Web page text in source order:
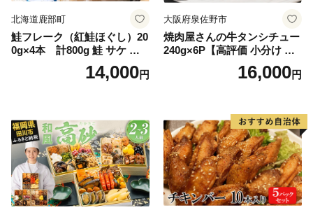
北海道鹿部町
鮭フレーク（紅鮭ほぐし）20
0g×4本 計800g 鮭 サケ 鮭
ほぐし サケフレーク シャケ
フレーク 鮭フレーク14,000円
大阪府泉佐野市
焼肉屋さんの牛タンシチュー
240g×6P【高評価 小分け 惣
菜 牛たん 一人暮らし 冷凍】
16,000円